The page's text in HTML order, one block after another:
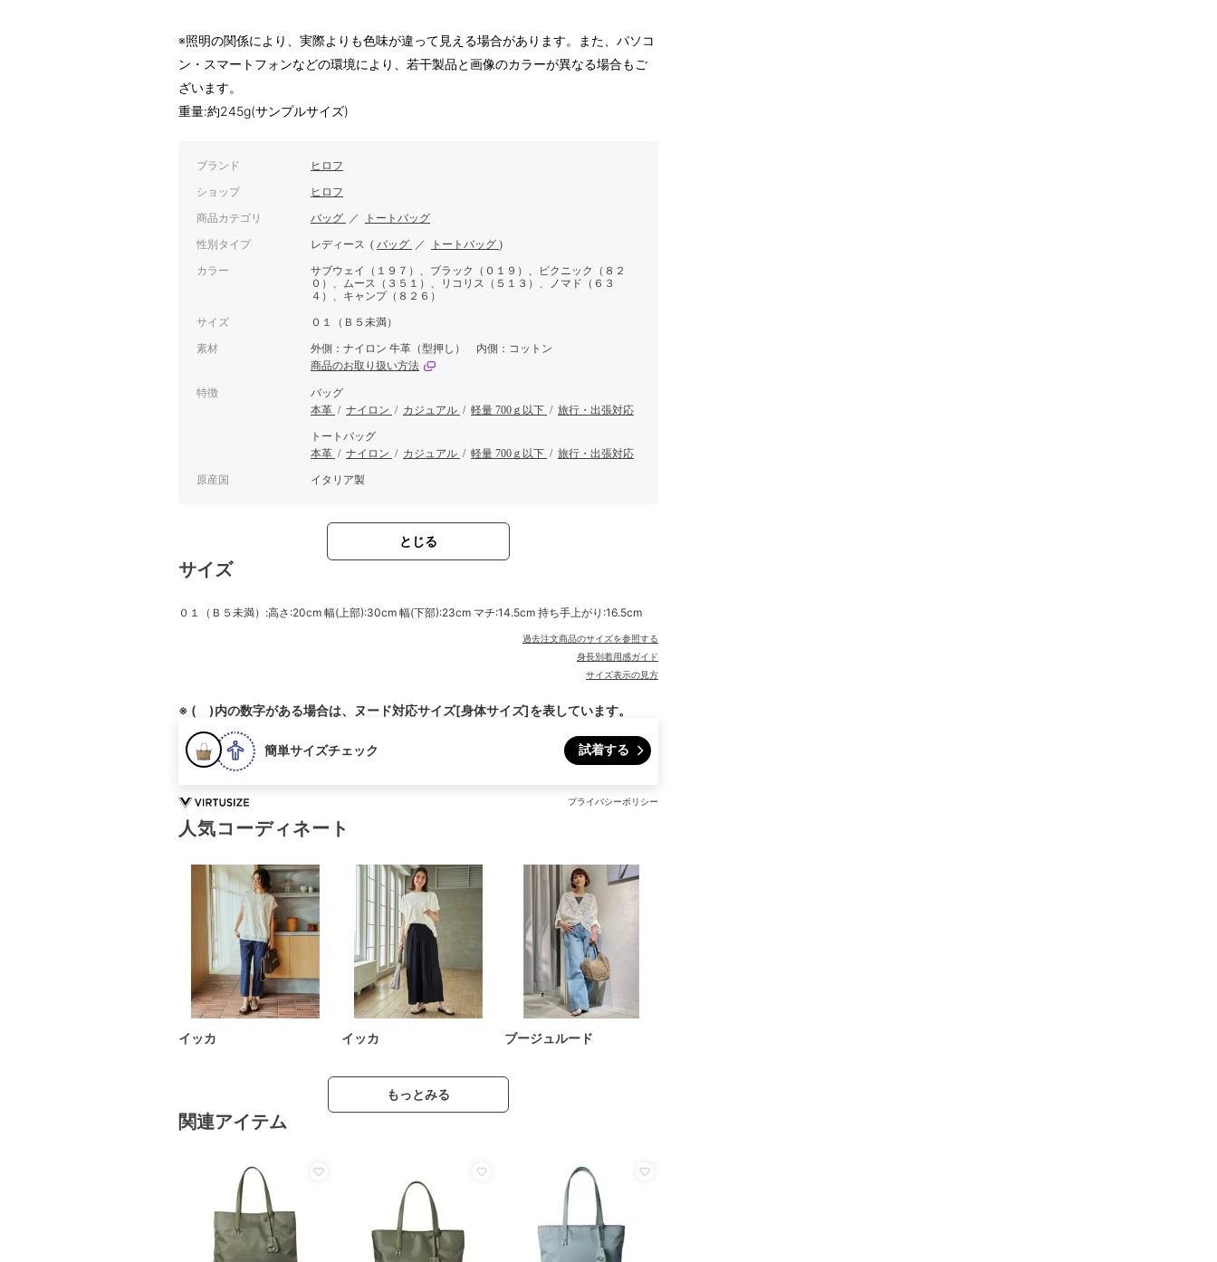
※照明の関係により、実際よりも色味が違って見える場合があります。また、パソコ
ン・スマートフォンなどの環境により、若干製品と画像のカラーが異なる場合もご
ざいます。
重量:約245g(サンプルサイズ)
ブランド ヒロフ
ショップ ヒロフ
商品カテゴリ バッグ ／ トートバッグ
性別タイプ レディース ( バッグ ／ トートバッグ )
カラー
サブウェイ（１９７）、ブラック（０１９）、ピクニック（８２
０）、ムース（３５１）、リコリス（５１３）、ノマド（６３
４）、キャンプ（８２６）
サイズ ０１（Ｂ５未満）
素材
外側：ナイロン 牛革（型押し） 内側：コットン
商品のお取り扱い方法
特徴
バッグ
本革 / ナイロン / カジュアル / 軽量 700ｇ以下 / 旅行・出張対応
トートバッグ
本革 / ナイロン / カジュアル / 軽量 700ｇ以下 / 旅行・出張対応
原産国 イタリア製
とじる
サイズ
０１（Ｂ５未満）:高さ:20cm 幅(上部):30cm 幅(下部):23cm マチ:14.5cm 持ち手上がり:16.5cm
過去注文商品のサイズを参照する
身長別着用感ガイド
サイズ表示の見方
※ ( )内の数字がある場合は、ヌード対応サイズ[身体サイズ]を表しています。
簡単サイズチェック 試着する
プライバシーポリシー
人気コーディネート
イッカ イッカ ブージュルード
もっとみる
関連アイテム